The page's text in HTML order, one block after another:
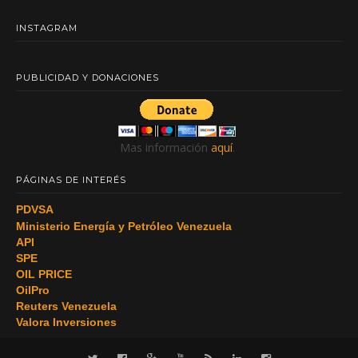
INSTAGRAM
PUBLICIDAD Y DONACIONES
Mas información aquí.
PÁGINAS DE INTERÉS
PDVSA
Ministerio Energía y Petróleo Venezuela
API
SPE
OIL PRICE
OilPro
Reuters Venezuela
Valora Inversiones